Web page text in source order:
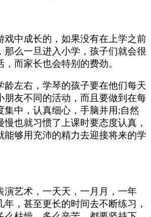
戏中成长的，如果没有在上学之前
那么一旦进入小学，孩子们就会很
而家长也会特别的费劲。
龄左右，学琴的孩子要在他们每天
朋友不同的活动，而且要做到在每
集中，认真细心，手脑并用;自然
也就习惯了上课时要态度认真，
能够用充沛的精力去迎接将来的学
演艺术，一天天，一月月，一年
，甚至更长的时间去不断练习，